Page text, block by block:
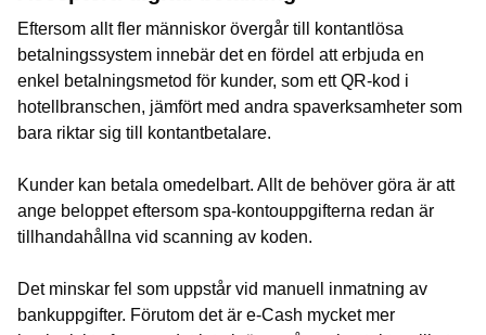
Eftersom allt fler människor övergår till kontantlösa
betalningssystem innebär det en fördel att erbjuda en
enkel betalningsmetod för kunder, som ett QR-kod i
hotellbranschen, jämfört med andra spaverksamheter som
bara riktar sig till kontantbetalare.
Kunder kan betala omedelbart. Allt de behöver göra är att
ange beloppet eftersom spa-kontouppgifterna redan är
tillhandahållna vid scanning av koden.
Det minskar fel som uppstår vid manuell inmatning av
bankuppgifter. Förutom det är e-Cash mycket mer